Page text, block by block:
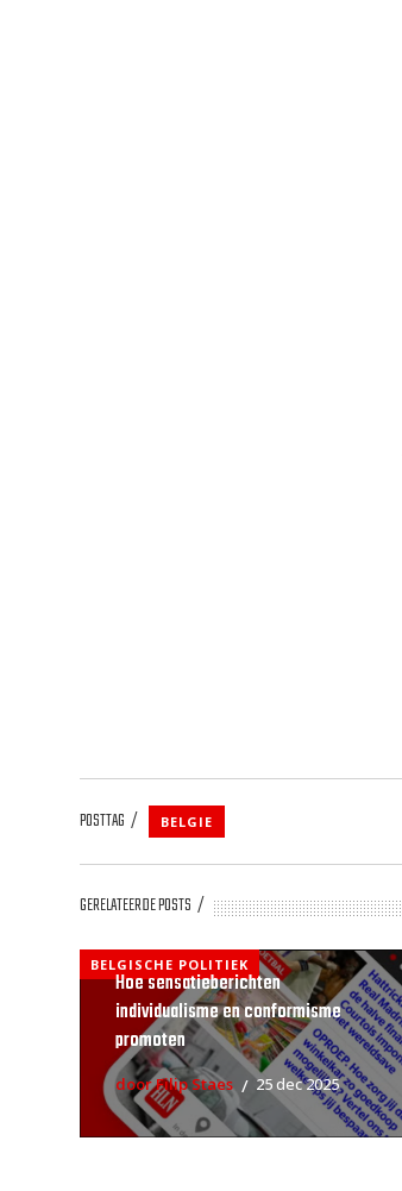
POSTTAG BELGIE
GERELATEERDE POSTS
BELGISCHE POLITIEK
Hoe sensatieberichten
individualisme en conformisme
promoten
door Filip Staes 25 dec 2025